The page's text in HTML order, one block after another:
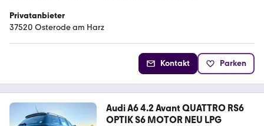
Privatanbieter
37520 Osterode am Harz
Kontakt Parken
Audi A6 4.2 Avant QUATTRO RS6
OPTIK S6 MOTOR NEU LPG